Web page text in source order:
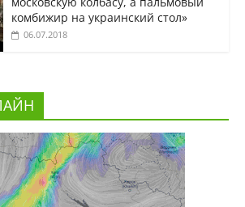
комбижир на украинский стол»
06.07.2018